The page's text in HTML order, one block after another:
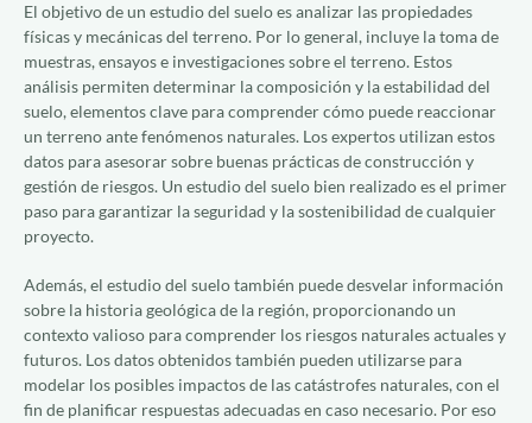
El objetivo de un estudio del suelo es analizar las propiedades
físicas y mecánicas del terreno. Por lo general, incluye la toma de
muestras, ensayos e investigaciones sobre el terreno. Estos
análisis permiten determinar la composición y la estabilidad del
suelo, elementos clave para comprender cómo puede reaccionar
un terreno ante fenómenos naturales. Los expertos utilizan estos
datos para asesorar sobre buenas prácticas de construcción y
gestión de riesgos. Un estudio del suelo bien realizado es el primer
paso para garantizar la seguridad y la sostenibilidad de cualquier
proyecto.
Además, el estudio del suelo también puede desvelar información
sobre la historia geológica de la región, proporcionando un
contexto valioso para comprender los riesgos naturales actuales y
futuros. Los datos obtenidos también pueden utilizarse para
modelar los posibles impactos de las catástrofes naturales, con el
fin de planificar respuestas adecuadas en caso necesario. Por eso